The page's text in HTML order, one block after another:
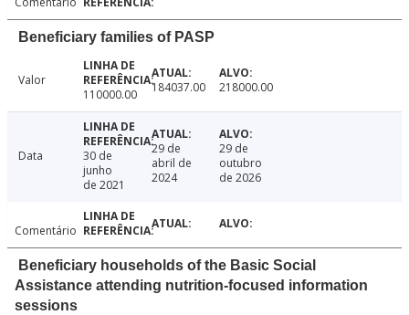
Beneficiary families of PASP
Valor
110000.00
184037.00 218000.00
Data
30 de
junho
de 2021
29 de
abril de
2024
29 de
outubro
de 2026
Comentário
Beneficiary households of the Basic Social
Assistance attending nutrition-focused information
sessions